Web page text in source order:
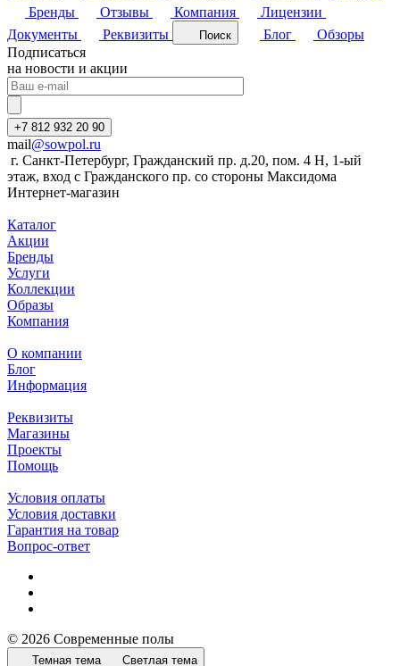
Бренды
Отзывы Компания
Лицензии
Документы
Реквизиты Поиск Блог
Обзоры
Подписаться
на новости и акции
+7 812 932 20 90
mail@sowpol.ru
г. Санкт-Петербург, Гражданский пр. д.20, пом. 4 Н, 1-ый
этаж, вход с Гражданского пр. со стороны Максидома
Интернет-магазин
Каталог
Акции
Бренды
Услуги
Коллекции
Образы
Компания
О компании
Блог
Информация
Реквизиты
Магазины
Проекты
Помощь
Условия оплаты
Условия доставки
Гарантия на товар
Вопрос-ответ
© 2026 Современные полы
Темная тема Светлая тема